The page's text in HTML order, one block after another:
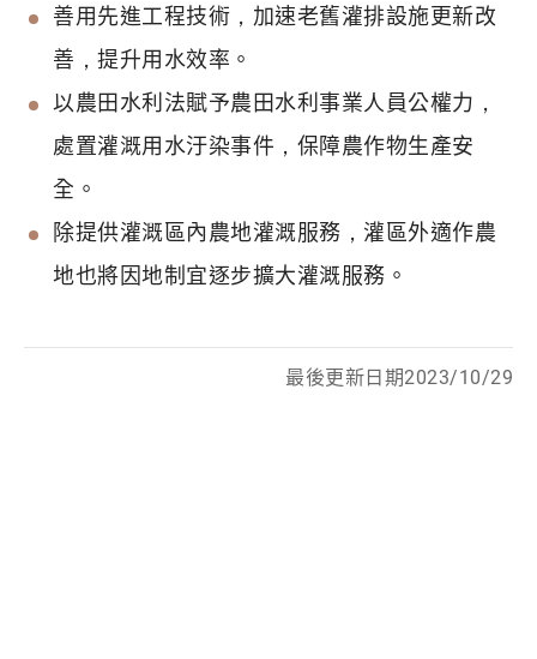
善用先進工程技術，加速老舊灌排設施更新改
善，提升用水效率。
以農田水利法賦予農田水利事業人員公權力，
處置灌溉用水汙染事件，保障農作物生產安
全。
除提供灌溉區內農地灌溉服務，灌區外適作農
地也將因地制宜逐步擴大灌溉服務。
最後更新日期2023/10/29